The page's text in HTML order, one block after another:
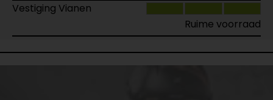
Vestiging Vianen
Ruime voorraad